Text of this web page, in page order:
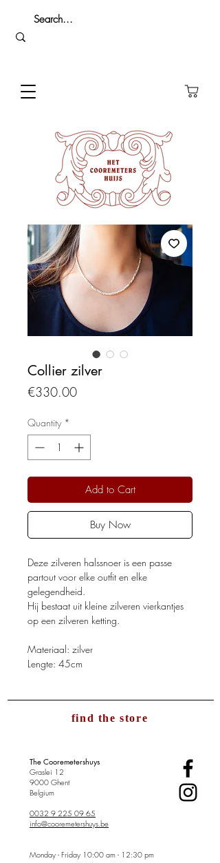
Collier zilver
€330.00Price
Quantity *
Add to Cart
Buy Now
Deze zilveren halssnoer is een passe
partout voor elke outfit en elke
gelegendheid.
Hij bestaat uit kleine zilveren vierkantjes
op een zilveren ketting.
Materiaal: zilver
Lengte: 45cm
find the store
The Cooremetershuys
Graslei 12
9000 Ghent
Belgium
0032 9 225 09 65
info@cooremetershuys.be
Monday - Friday 10:00 am - 12:30 pm